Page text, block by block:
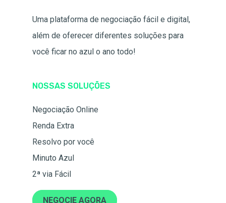
Uma plataforma de negociação fácil e digital,
além de oferecer diferentes soluções para
você ficar no azul o ano todo!
NOSSAS SOLUÇÕES
Negociação Online
Renda Extra
Resolvo por você
Minuto Azul
2ª via Fácil
NEGOCIE AGORA